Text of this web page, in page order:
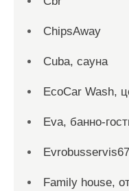
ChipsAway
Cuba, сауна
EcoCar Wash,
Eva, банно-
Evrobusservis67
Family house,